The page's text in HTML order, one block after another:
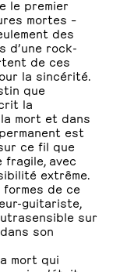
le premier
mortes –
des
d’une rock-
de ces
la sincérité.
que
la
mort et dans
est
ce fil que
fragile, avec
extrême.
de ce
guitariste,
sur
son
mort qui